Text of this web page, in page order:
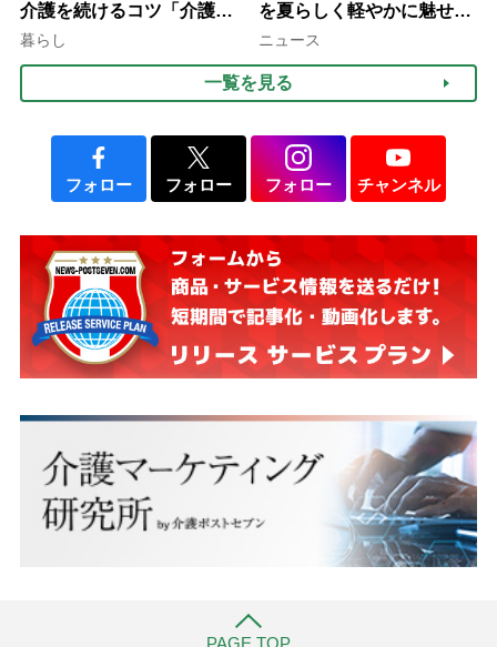
介護を続けるコツ「介護は
10年以上続くことも…3つ
みよう」【社会福祉士解
説】
暮らし
を夏らしく軽やかに魅せる
3つの着こなし法則
ニュース
一覧を見る
フォロー フォロー フォロー チャンネル
PAGE TOP